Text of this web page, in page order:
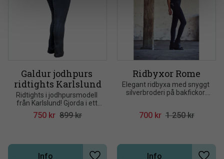
Galdur jodhpurs
ridtights Karlslund
Ridtights i jodhpursmodell
från Karlslund! Gjorda i ett
mycket elastiskt material
som har
750 kr 899kr
Info
Ridbyxor Rome
Elegant ridbyxa med snyggt
silverbroderi på bakfickor.
700kr 1 250kr
Info